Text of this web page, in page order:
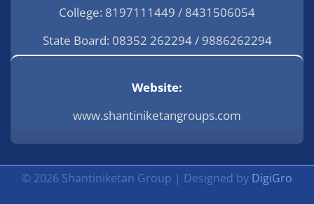
College: 8197111449 / 8431506054
State Board: 08352 262294 / 9886262294
Website:
www.shantiniketangroups.com
© 2026 Shantiniketan Group | Designed by DigiGro